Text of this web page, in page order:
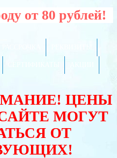
от 80 рублей!
ЦЕНЫ
МОГУТ
ОТ